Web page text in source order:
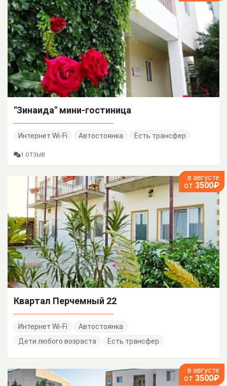
"Зинаида" мини-гостиница
Интернет Wi-Fi Автостоянка Есть трансфер
1 ОТЗЫВ
в августе
от 3500₽
Квартал Перчемный 22
Интернет Wi-Fi
Автостоянка
Дети любого возраста
Есть трансфер
в августе
от 3500₽